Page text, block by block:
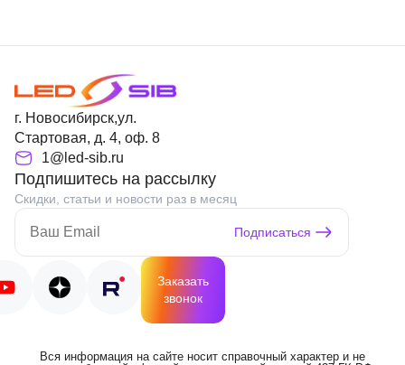
г. Новосибирск,ул.
Стартовая, д. 4, оф. 8
1@led-sib.ru
Подпишитесь на рассылку
Скидки, статьи и новости раз в месяц
Подписаться
Заказать
звонок
Вся информация на сайте носит справочный характер и не